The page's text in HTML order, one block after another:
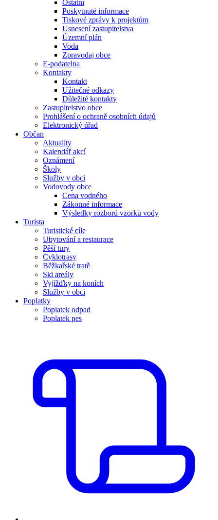
Ostatní
Poskytnuté informace
Tiskové zprávy k projektům
Usnesení zastupitelstva
Územní plán
Voda
Zpravodaj obce
E-podatelna
Kontakty
Kontakt
Užitečné odkazy
Důležité kontakty
Zastupitelstvo obce
Prohlášení o ochraně osobních údajů
Elektronický úřad
Občan
Aktuality
Kalendář akcí
Oznámení
Školy
Služby v obci
Vodovody obce
Cena vodného
Zákonné informace
Výsledky rozborů vzorků vody
Turista
Turistické cíle
Ubytování a restaurace
Pěší tury
Cyklotrasy
Běžkařské tratě
Ski areály
Vyjížďky na koních
Služby v obci
Poplatky
Poplatek odpad
Poplatek pes